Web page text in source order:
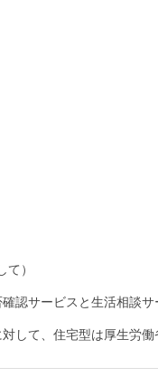
）
認サービスと生活相談サ
して、住宅型は厚生労働